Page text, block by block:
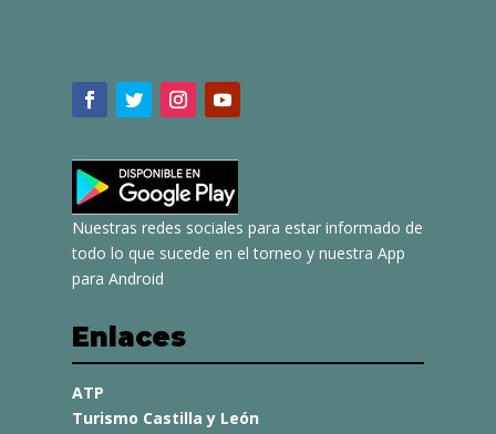
Nuestras redes sociales para estar informado de
todo lo que sucede en el torneo y nuestra App
para Android
Enlaces
ATP
Turismo Castilla y León